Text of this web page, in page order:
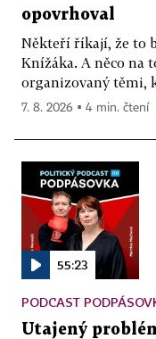
opovrhoval
Někteří říkají, že to
Knížáka. A něco na
organizovaný těmi,
7. 8. 2026 ▪ 4 min. čtení
55:23
PODCAST
Utajený